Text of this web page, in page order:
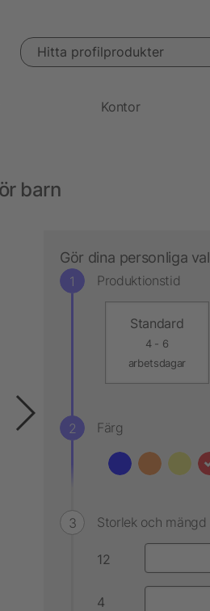
Hitta profilprodukter
Kontor
barn
Gör dina personliga val
Produktionstid
Standard
4 - 6
arbetsdagar
Färg
Storlek och mängd
12
4